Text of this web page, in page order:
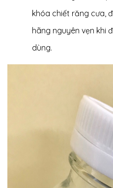
khóa chiết răng cưa,
hãng nguyên vẹn khi
dùng.